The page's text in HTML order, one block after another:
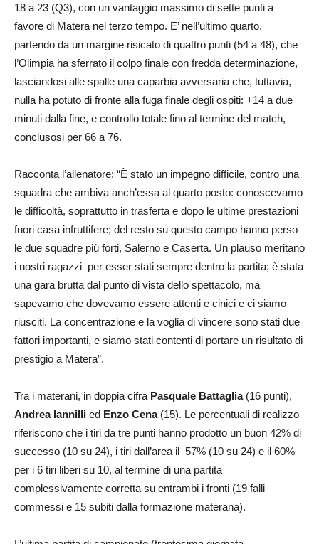
18 a 23 (Q3), con un vantaggio massimo di sette punti a
favore di Matera nel terzo tempo. E’ nell’ultimo quarto,
partendo da un margine risicato di quattro punti (54 a 48), che
l’Olimpia ha sferrato il colpo finale con fredda determinazione,
lasciandosi alle spalle una caparbia avversaria che, tuttavia,
nulla ha potuto di fronte alla fuga finale degli ospiti: +14 a due
minuti dalla fine, e controllo totale fino al termine del match,
conclusosi per 66 a 76.
Racconta l’allenatore: “È stato un impegno difficile, contro una
squadra che ambiva anch’essa al quarto posto: conoscevamo
le difficoltà, soprattutto in trasferta e dopo le ultime prestazioni
fuori casa infruttifere; del resto su questo campo hanno perso
le due squadre più forti, Salerno e Caserta. Un plauso meritano
i nostri ragazzi per esser stati sempre dentro la partita; è stata
una gara brutta dal punto di vista dello spettacolo, ma
sapevamo che dovevamo essere attenti e cinici e ci siamo
riusciti. La concentrazione e la voglia di vincere sono stati due
fattori importanti, e siamo stati contenti di portare un risultato di
prestigio a Matera”.
Tra i materani, in doppia cifra Pasquale Battaglia (16 punti),
Andrea Iannilli ed Enzo Cena (15). Le percentuali di realizzo
riferiscono che i tiri da tre punti hanno prodotto un buon 42% di
successo (10 su 24), i tiri dall’area il 57% (10 su 24) e il 60%
per i 6 tiri liberi su 10, al termine di una partita
complessivamente corretta su entrambi i fronti (19 falli
commessi e 15 subiti dalla formazione materana).